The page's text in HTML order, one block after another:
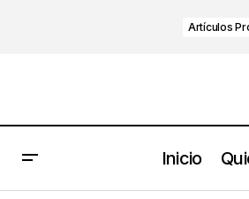
Artículos
Inicio